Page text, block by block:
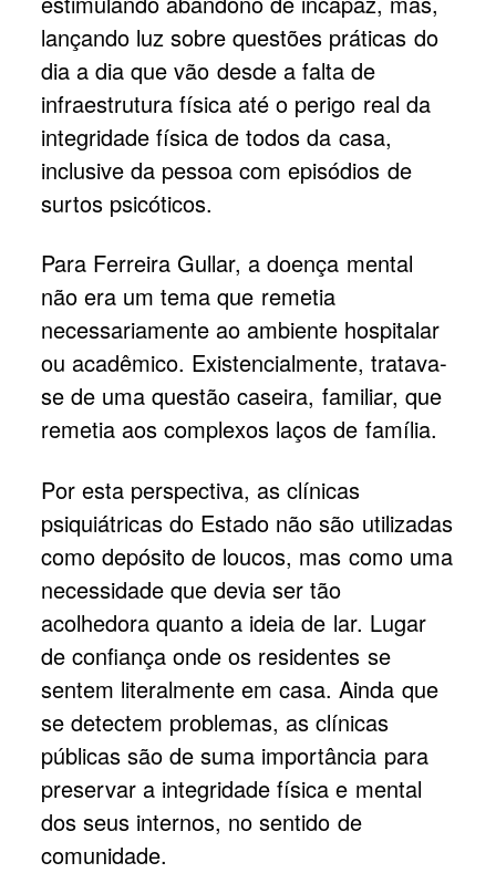
lançando luz sobre questões práticas do
dia a dia que vão desde a falta de
infraestrutura física até o perigo real da
integridade física de todos da casa,
inclusive da pessoa com episódios de
surtos psicóticos.
Para Ferreira Gullar, a doença mental
não era um tema que remetia
necessariamente ao ambiente hospitalar
ou acadêmico. Existencialmente, tratava-
se de uma questão caseira, familiar, que
remetia aos complexos laços de família.
Por esta perspectiva, as clínicas
psiquiátricas do Estado não são utilizadas
como depósito de loucos, mas como uma
necessidade que devia ser tão
acolhedora quanto a ideia de lar. Lugar
de confiança onde os residentes se
sentem literalmente em casa. Ainda que
se detectem problemas, as clínicas
públicas são de suma importância para
preservar a integridade física e mental
dos seus internos, no sentido de
comunidade.